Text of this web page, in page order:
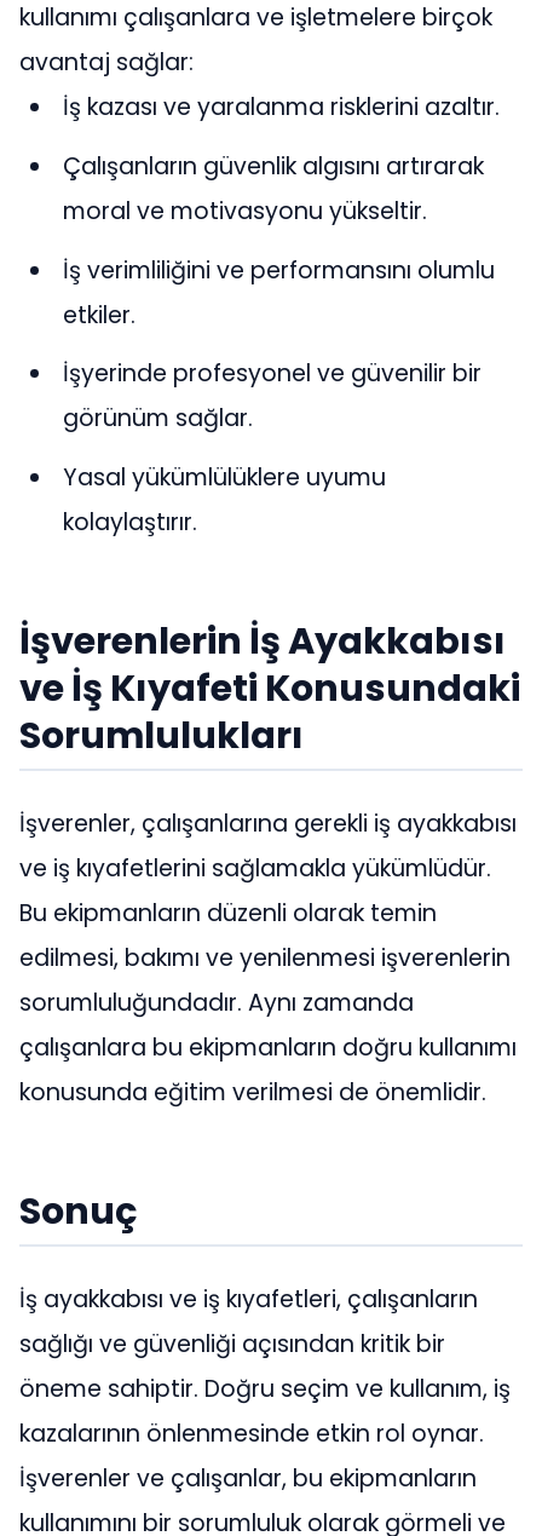
kullanımı çalışanlara ve işletmelere birçok
avantaj sağlar:
İş kazası ve yaralanma risklerini azaltır.
Çalışanların güvenlik algısını artırarak
moral ve motivasyonu yükseltir.
İş verimliliğini ve performansını olumlu
etkiler.
İşyerinde profesyonel ve güvenilir bir
görünüm sağlar.
Yasal yükümlülüklere uyumu
kolaylaştırır.
İşverenlerin İş Ayakkabısı
ve İş Kıyafeti Konusundaki
Sorumlulukları
İşverenler, çalışanlarına gerekli iş ayakkabısı
ve iş kıyafetlerini sağlamakla yükümlüdür.
Bu ekipmanların düzenli olarak temin
edilmesi, bakımı ve yenilenmesi işverenlerin
sorumluluğundadır. Aynı zamanda
çalışanlara bu ekipmanların doğru kullanımı
konusunda eğitim verilmesi de önemlidir.
Sonuç
İş ayakkabısı ve iş kıyafetleri, çalışanların
sağlığı ve güvenliği açısından kritik bir
öneme sahiptir. Doğru seçim ve kullanım, iş
kazalarının önlenmesinde etkin rol oynar.
İşverenler ve çalışanlar, bu ekipmanların
kullanımını bir sorumluluk olarak görmeli ve